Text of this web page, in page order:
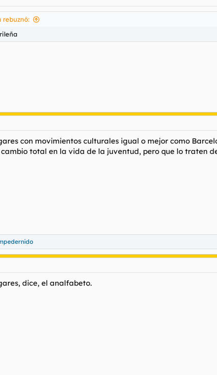
rebuznó:
con movimientos culturales igual o mejor como
total en la vida de la juventud, pero que lo traten
, dice, el analfabeto.